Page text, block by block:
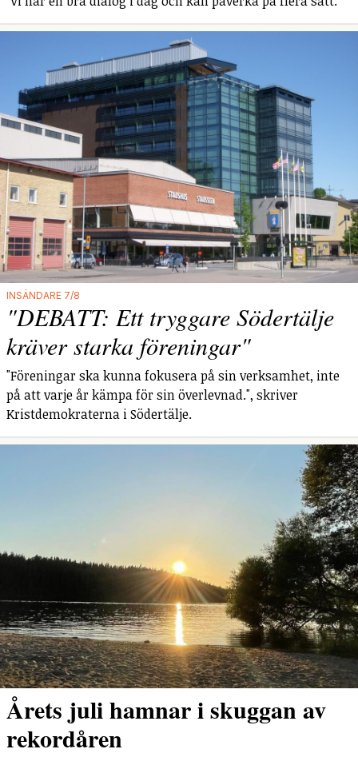
INSÄNDARE 7/8
"DEBATT: Ett tryggare Södertälje
kräver starka föreningar"
"Föreningar ska kunna fokusera på sin verksamhet, inte
på att varje år kämpa för sin överlevnad.", skriver
Kristdemokraterna i Södertälje.
Årets juli hamnar i skuggan av
rekordåren